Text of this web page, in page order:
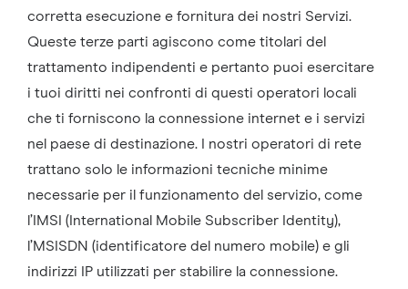
corretta esecuzione e fornitura dei nostri Servizi.
Queste terze parti agiscono come titolari del
trattamento indipendenti e pertanto puoi esercitare
i tuoi diritti nei confronti di questi operatori locali
che ti forniscono la connessione internet e i servizi
nel paese di destinazione. I nostri operatori di rete
trattano solo le informazioni tecniche minime
necessarie per il funzionamento del servizio, come
l’IMSI (International Mobile Subscriber Identity),
l’MSISDN (identificatore del numero mobile) e gli
indirizzi IP utilizzati per stabilire la connessione.